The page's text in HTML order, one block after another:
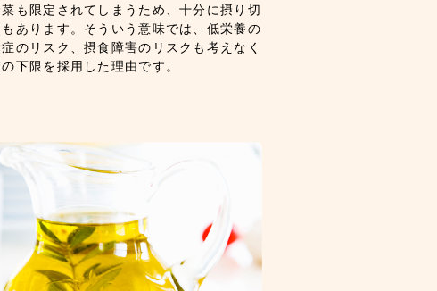
も限定されてしまうため、十分に摂り切
あります。そういう意味では、低栄養の
のリスク、摂食障害のリスクも考えなく
下限を採用した理由です。